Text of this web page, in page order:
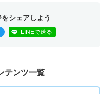
シェアしよう
LINEで送る
テンツ一覧